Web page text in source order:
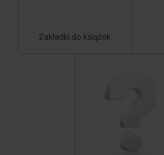
Zakładki do książek